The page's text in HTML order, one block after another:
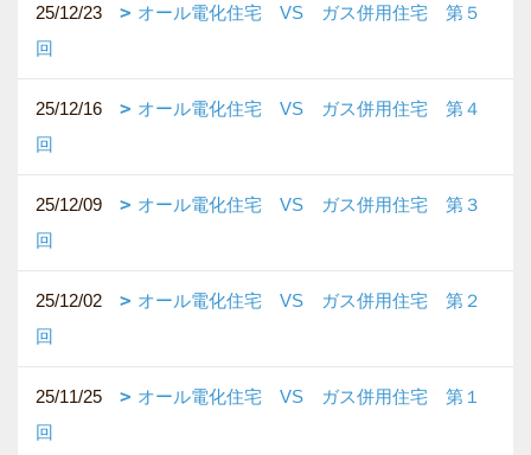
25/12/23
オール電化住宅 VS ガス併用住宅 第５
回
25/12/16
オール電化住宅 VS ガス併用住宅 第４
回
25/12/09
オール電化住宅 VS ガス併用住宅 第３
回
25/12/02
オール電化住宅 VS ガス併用住宅 第２
回
25/11/25
オール電化住宅 VS ガス併用住宅 第１
回